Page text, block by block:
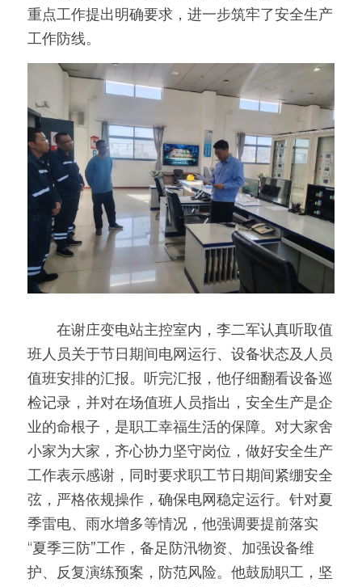
重点工作提出明确要求，进一步筑牢了安全生产
工作防线。
在谢庄变电站主控室内，李二军认真听取值
班人员关于节日期间电网运行、设备状态及人员
值班安排的汇报。听完汇报，他仔细翻看设备巡
检记录，并对在场值班人员指出，安全生产是企
业的命根子，是职工幸福生活的保障。对大家舍
小家为大家，齐心协力坚守岗位，做好安全生产
工作表示感谢，同时要求职工节日期间紧绷安全
弦，严格依规操作，确保电网稳定运行。针对夏
季雷电、雨水增多等情况，他强调要提前落实
“夏季三防”工作，备足防汛物资、加强设备维
护、反复演练预案，防范风险。他鼓励职工，坚